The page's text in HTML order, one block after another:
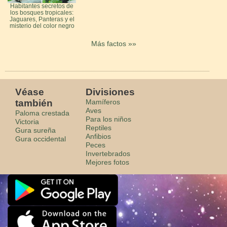
Habitantes secretos de
los bosques tropicales:
Jaguares, Panteras y el
misterio del color negro
Más factos »»
Véase
también
Paloma crestada
Victoria
Gura sureña
Gura occidental
Divisiones
Mamíferos
Aves
Para los niños
Reptiles
Anfibios
Peces
Invertebrados
Mejores fotos